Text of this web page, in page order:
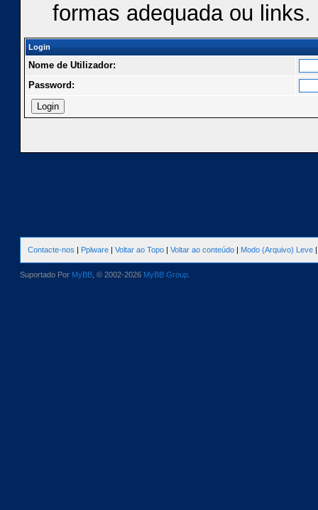
formas adequada ou links.
Login
Nome de Utilizador:
Password:
Contacte-nos | Pplware | Voltar ao Topo | Voltar ao conteúdo | Modo (Arquivo) Leve
Suportado Por MyBB , © 2002-2026 MyBB Group